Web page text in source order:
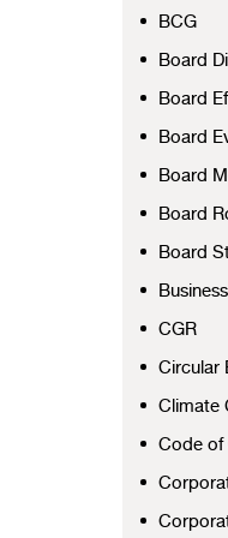
BCG
Board
Board
Board
Board
Board
Board
CGR
Circular
Climate
Code